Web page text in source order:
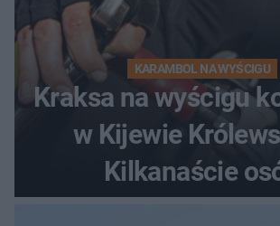
KARAMBOL NA WYŚCIGU
Kraksa na wyścigu
w Kijewie
Kilkanaście
poszkodowanych,